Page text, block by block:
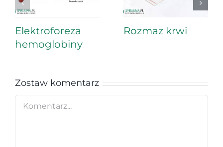
Elektroforeza
hemoglobiny
Rozmaz krwi
Zostaw komentarz
Comment